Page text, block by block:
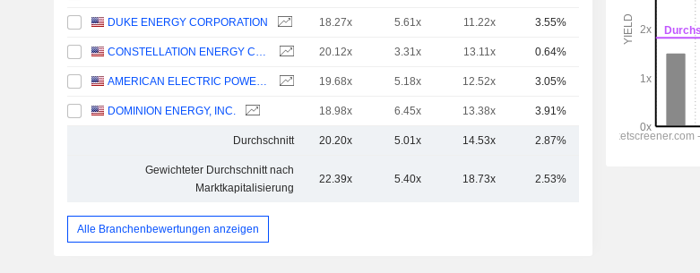
DUKE ENERGY CORPORATION 18.27x 5.61x 11.22x 3.55% 96.17 Mrd.
CONSTELLATION ENERGY CORPORATION 20.12x 3.31x 13.11x 0.64%
AMERICAN ELECTRIC POWER COMPANY, INC. 19.68x 5.18x 12.52x 3.05% 68.85 Mrd.
DOMINION ENERGY, INC. 18.98x 6.45x 13.38x 3.91%
Durchschnitt 20.20x 5.01x 14.53x 2.87% 117.46 Mrd.
Gewichteter Durchschnitt nach
Marktkapitalisierung
22.39x 5.40x 18.73x 2.53%
Alle Branchenbewertungen anzeigen